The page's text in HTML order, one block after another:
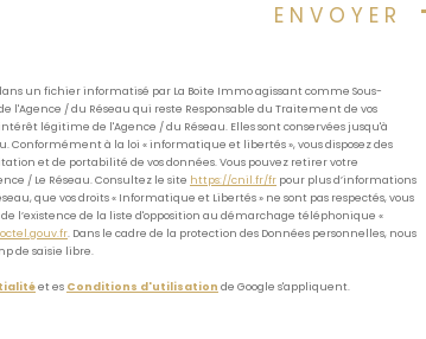
ENVOYER
un fichier informatisé par La Boite Immo agissant comme Sous-
/ du Réseau qui reste Responsable du Traitement de vos
légitime de l'Agence / du Réseau. Elles sont conservées jusqu'à
Conformément à la loi « informatique et libertés », vous disposez des
et de portabilité de vos données. Vous pouvez retirer votre
/ Le Réseau. Consultez le site https://cnil.fr/fr pour plus d’informations
que vos droits « Informatique et Libertés » ne sont pas respectés, vous
l’existence de la liste d'opposition au démarchage téléphonique «
. Dans le cadre de la protection des Données personnelles, nous
de saisie libre.
et es Conditions d'utilisation de Google s'appliquent.